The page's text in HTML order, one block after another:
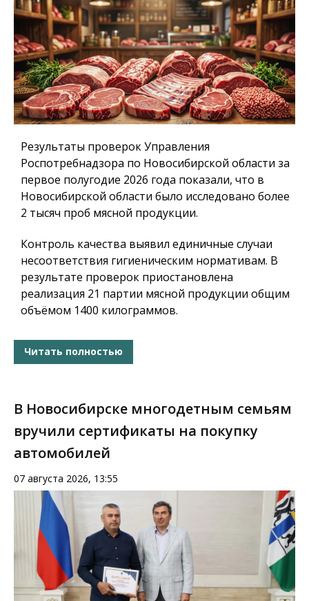
Результаты проверок Управления
Роспотребнадзора по Новосибирской области за
первое полугодие 2026 года показали, что в
Новосибирской области было исследовано более
2 тысяч проб мясной продукции.
Контроль качества выявил единичные случаи
несоответствия гигиеническим нормативам. В
результате проверок приостановлена
реализация 21 партии мясной продукции общим
объёмом 1400 килограммов.
Читать полностью
В Новосибирске многодетным семьям
вручили сертификаты на покупку
автомобилей
07 августа 2026, 13:55